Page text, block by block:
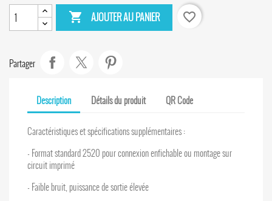
 AJOUTER AU PANIER favorite_border
Partager
Description Détails du produit QR Code
Caractéristiques et spécifications supplémentaires :
- Format standard 2520 pour connexion enfichable ou montage sur
circuit imprimé
- Faible bruit, puissance de sortie élevée